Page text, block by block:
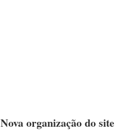
Nova organização do site